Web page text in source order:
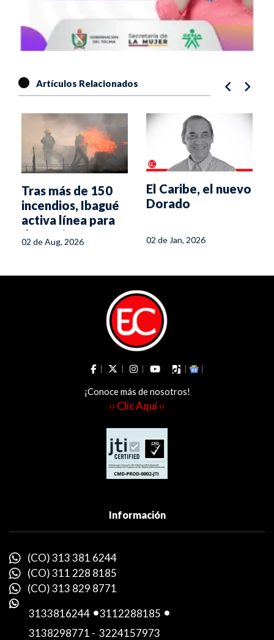
Artículos Relacionados
Tras más de 150
incendios, Ibagué
activa línea para
denunciar
pirómanos
02 de Aug, 2026
El Caribe, el nuevo
Dorado
02 de Jan, 2026
¡Conoce más de nosotros!
›› Clic Aquí ‹‹
Información
(CO) 313 381 6244
(CO) 311 228 8185
(CO) 313 829 8771
3133816244 -3112288185 -
3138298771 - 3224157973